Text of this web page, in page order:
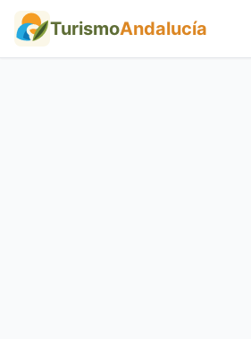
TurismoAndalucía